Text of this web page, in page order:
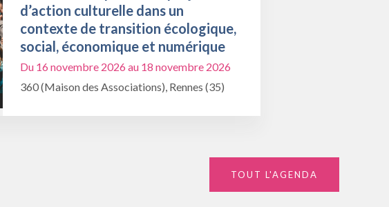
d’action culturelle dans un
contexte de transition écologique,
social, économique et numérique
Du 16 novembre 2026 au 18 novembre 2026
360 (Maison des Associations), Rennes (35)
TOUT L'AGENDA